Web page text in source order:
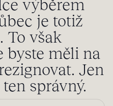
výběrem
je totiž
To však
byste měli na
Jen
správný.